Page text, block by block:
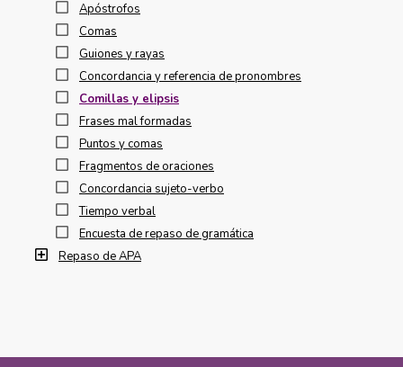
Apóstrofos
Comas
Guiones y rayas
Concordancia y referencia de pronombres
Comillas y elipsis
Frases mal formadas
Puntos y comas
Fragmentos de oraciones
Concordancia sujeto-verbo
Tiempo verbal
Encuesta de repaso de gramática
Repaso de APA